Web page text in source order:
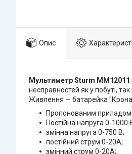
Опис
МультиметрSturm MM12011
несправностей як у побуті, так
Живлення — батарейка
Пропонованим приладом
Постійна напруга 0-1000
змінна напруга 0-750 В;
постійний струм 0-20А;
змінний струм 0-20А;